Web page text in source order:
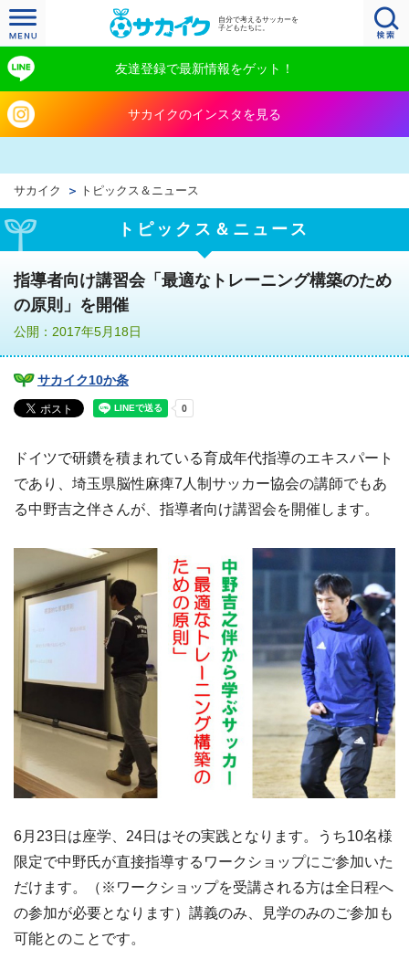
自分で考えるサッカーを
子どもたちに。
友達登録で最新情報をゲット！
サカイクのインスタを見る
サカイク トピックス＆ニュース
トピックス＆ニュース
指導者向け講習会「最適なトレーニング構築のため
の原則」を開催
公開：2017年5月18日
サカイク10か条
ドイツで研鑽を積まれている育成年代指導のエキスパート
であり、埼玉県脳性麻痺7人制サッカー協会の講師でもあ
る中野吉之伴さんが、指導者向け講習会を開催します。
6月23日は座学、24日はその実践となります。うち10名様
限定で中野氏が直接指導するワークショップにご参加いた
だけます。（※ワークショップを受講される方は全日程へ
の参加が必要となります）講義のみ、見学のみのご参加も
可能とのことです。